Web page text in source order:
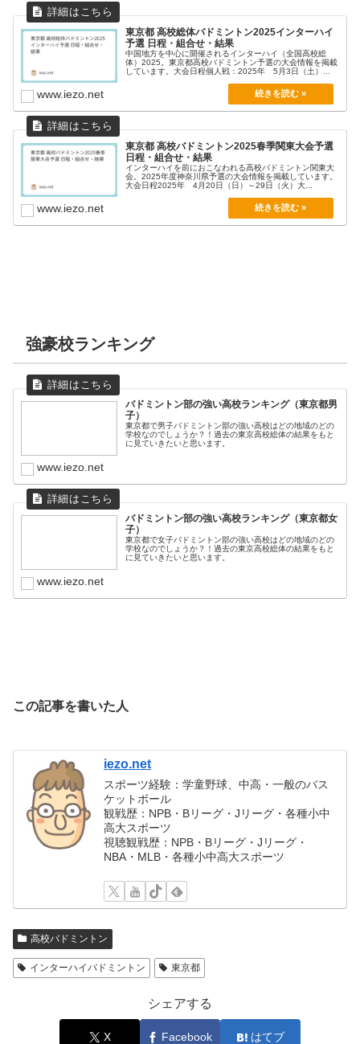
東京都 高校総体バドミントン2025インターハイ
予選 日程・組合せ・結果
中国地方を中心に開催されるインターハイ（全国高校総
体）2025。東京都高校バドミントン予選の大会情報を掲載
しています。大会日程個人戦：2025年 5月3日（土）...
www.iezo.net
東京都 高校バドミントン2025春季関東大会予選
日程・組合せ・結果
インターハイを前におこなわれる高校バドミントン関東大
会。2025年度神奈川県予選の大会情報を掲載しています。
大会日程2025年 4月20日（日）～29日（火）大...
www.iezo.net
強豪校ランキング
バドミントン部の強い高校ランキング（東京都男
子）
東京都で男子バドミントン部の強い高校はどの地域のどの
学校なのでしょうか？！過去の東京高校総体の結果をもと
に見ていきたいと思います。
www.iezo.net
バドミントン部の強い高校ランキング（東京都女
子）
東京都で女子バドミントン部の強い高校はどの地域のどの
学校なのでしょうか？！過去の東京高校総体の結果をもと
に見ていきたいと思います。
www.iezo.net
この記事を書いた人
iezo.net
スポーツ経験：学童野球、中高・一般のバス
ケットボール
観戦歴：NPB・Bリーグ・Jリーグ・各種小中
高大スポーツ
視聴観戦歴：NPB・Bリーグ・Jリーグ・
NBA・MLB・各種小中高大スポーツ
高校バドミントン
インターハイバドミントン 東京都
シェアする
X Facebook はてブ